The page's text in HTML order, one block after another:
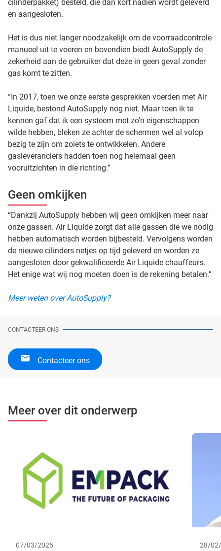
cilinderpakket) besteld, die dan kort nadien wordt geleverd
en aangesloten.
Het is dus niet langer noodzakelijk om de voorraadcontrole
manueel uit te voeren en bovendien biedt AutoSupply de
zekerheid aan de gebruiker dat deze in geen geval zonder
gas komt te zitten.
“In 2017, toen we onze eerste gesprekken voerden met Air
Liquide, bestond AutoSupply nog niet. Maar toen ik te
kennen gaf dat ik een systeem met zo’n eigenschappen
wilde hebben, bleken ze achter de schermen wel al volop
bezig te zijn om zoiets te ontwikkelen. Andere
gasleveranciers hadden toen nog helemaal geen
vooruitzichten in die richting.”
Geen omkijken
“Dankzij AutoSupply hebben wij geen omkijken meer naar
onze gassen. Air Liquide zorgt dat alle gassen die we nodig
hebben automatisch worden bijbesteld. Vervolgens worden
de nieuwe cilinders netjes op tijd geleverd en worden ze
aangesloten door gekwalificeerde Air Liquide chauffeurs.
Het enige wat wij nog moeten doen is de rekening betalen.”
Meer weten over AutoSupply?
CONTACTEER ONS
Contacteer ons
Meer over dit onderwerp
07/03/2025 28/